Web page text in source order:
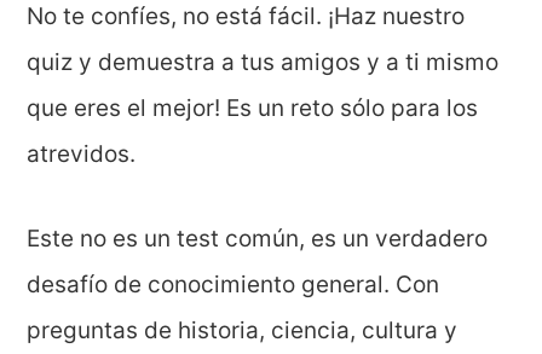
No te confíes, no está fácil. ¡Haz nuestro
quiz y demuestra a tus amigos y a ti mismo
que eres el mejor! Es un reto sólo para los
atrevidos.
Este no es un test común, es un verdadero
desafío de conocimiento general. Con
preguntas de historia, ciencia, cultura y